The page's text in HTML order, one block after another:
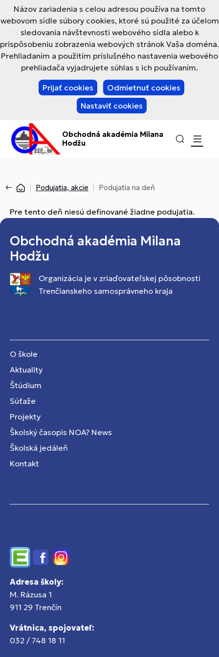
Názov zariadenia s celou adresou používa na tomto
webovom sídle súbory cookies, ktoré sú použité za účelom
sledovania návštevnosti webového sídla alebo k
prispôsobeniu zobrazenia webových stránok Vaša doména.
Prehliadaním a použitím príslušného nastavenia webového
prehliadača vyjadrujete súhlas s ich používaním.
Prijať cookies
Odmietnuť cookies
Nastaviť cookies
Obchodná akadémia Milana
Hodžu
Podujatia, akcie Podujatia na deň
Pre tento deň niesú definované žiadne podujatia.
Obchodná akadémia Milana
Hodžu
Organizácia je v zriaďovateľskej pôsobnosti
Trenčianskeho samosprávneho kraja
O škole
Aktuality
Štúdium
Súťaže
Projekty
Školský časopis NOA? News
Školská jedáleň
Kontakt
EdupageFacebookInstagram
Adresa školy:
M. Rázusa 1
911 29 Trenčín
Vrátnica, spojovateľ:
032 / 748 18 11